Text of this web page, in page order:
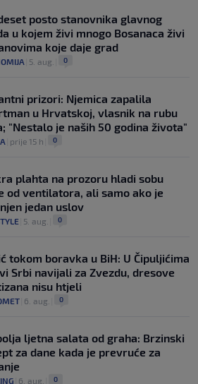
posto stanovnika glavnog
u kojem živi mnogo Bosanaca živi
koje daje grad
5. aug. 0
prizori: Njemica zapalila
u Hrvatskoj, vlasnik na rubu
"Nestalo je naših 50 godina života"
prije 15 h 0
plahta na prozoru hladi sobu
od ventilatora, ali samo ako je
jedan uslov
5. aug. 0
tokom boravka u BiH: U Čipuljićima
Srbi navijali za Zvezdu, dresove
nisu htjeli
6. aug. 0
ljetna salata od graha: Brzinski
za dane kada je prevruće za
6. aug. 0